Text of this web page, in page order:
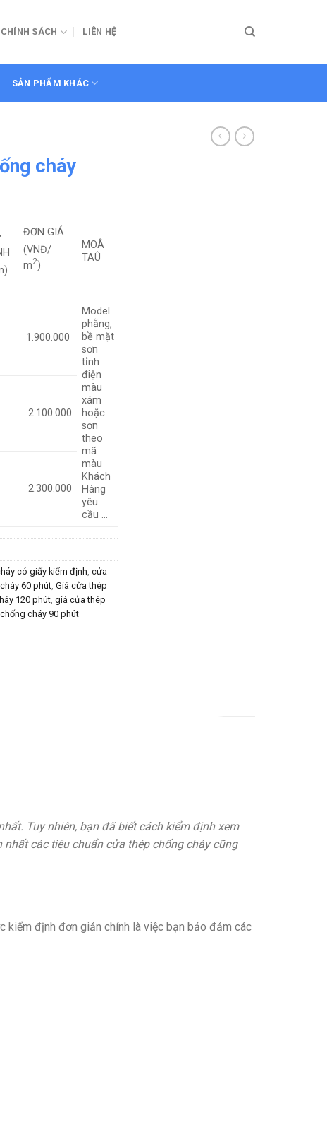
CHÍNH SÁCH LIÊN HỆ
SẢN PHẨM KHÁC
cháy
ĐƠN GIÁ
(VNĐ/
m2)
MOÂ
TAÛ
1.900.000
Model
phẵng,
bề mặt
sơn
tỉnh
điện
màu
xám
hoặc
sơn
theo
mã
màu
Khách
Hàng
yêu
cầu …
2.100.000
2.300.000
có giấy kiểm định cửa
60 phút Giá cửa thép
120 phút giá cửa thép
cháy 90 phút
Tuy nhiên, bạn đã biết cách kiểm định xem
các tiêu chuẩn cửa thép chống cháy cũng
kiểm định đơn giản chính là việc bạn bảo đảm các